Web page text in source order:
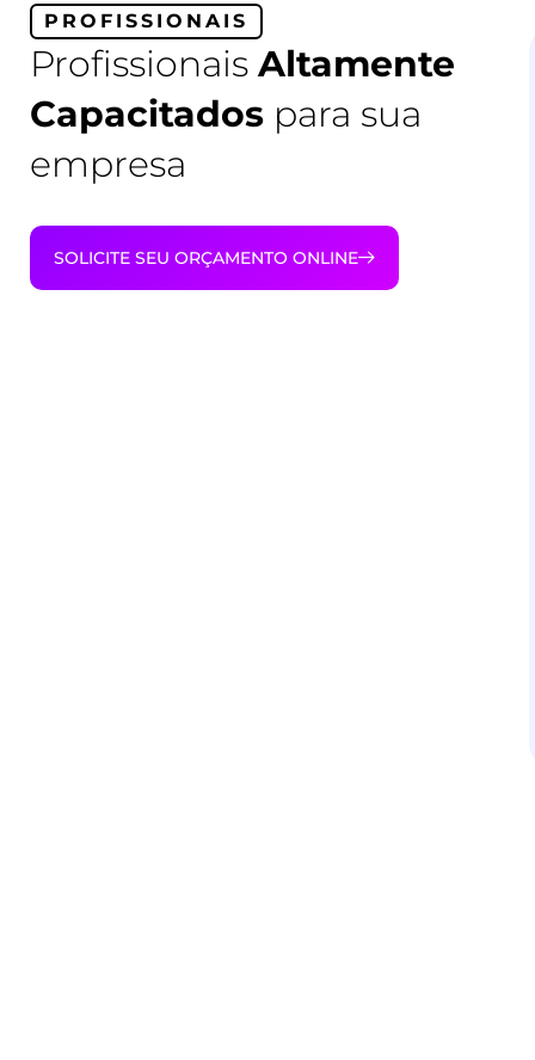
PROFISSIONAIS
Profissionais Altamente
Capacitados para sua
empresa
SOLICITE SEU ORÇAMENTO ONLINE